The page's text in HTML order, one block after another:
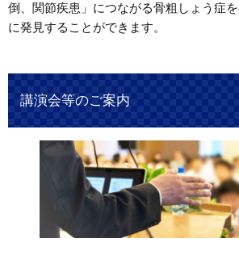
倒、関節疾患」につながる骨粗しょう症
に発見することができます。
講演会等のご案内